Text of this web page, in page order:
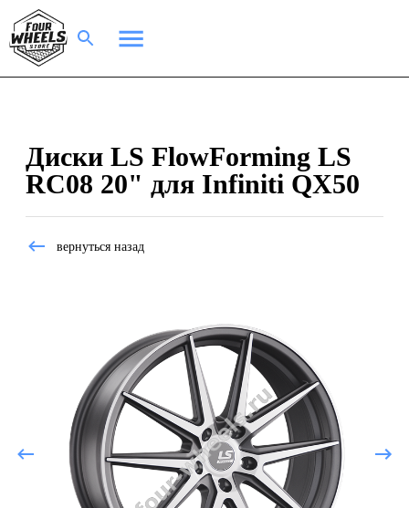
Диски LS FlowForming LS
RC08 20" для Infiniti QX50
вернуться назад